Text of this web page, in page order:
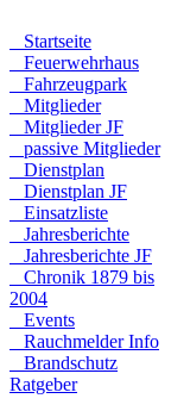
Startseite
Feuerwehrhaus
Fahrzeugpark
Mitglieder
Mitglieder JF
passive Mitglieder
Dienstplan
Dienstplan JF
Einsatzliste
Jahresberichte
Jahresberichte JF
Chronik 1879 bis
2004
Events
Rauchmelder Info
Brandschutz
Ratgeber